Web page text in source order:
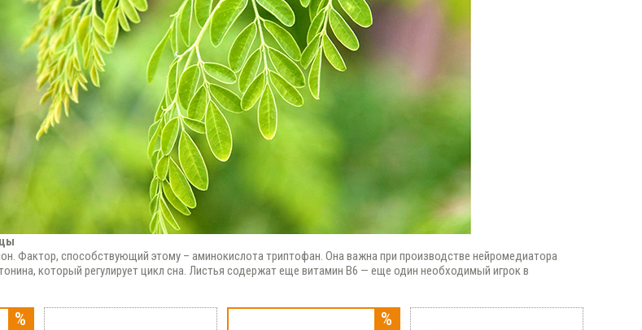
Фактор, способствующий этому – аминокислота триптофан. Она важна при производстве нейромедиатора
который регулирует цикл сна. Листья содержат еще витамин B6 — еще один необходимый игрок в